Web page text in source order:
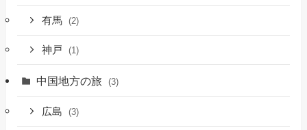
有馬 (2)
神戸 (1)
中国地方の旅 (3)
広島 (3)